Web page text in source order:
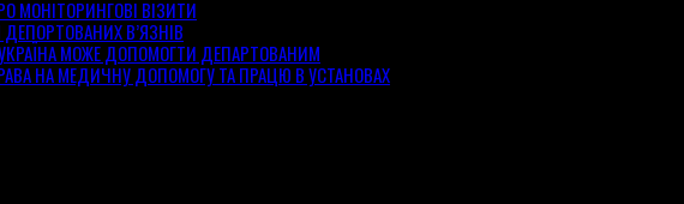
МОНІТОРИНГОВІ ВІЗИТИ
В’ЯЗНІВ
МОЖЕ ДОПОМОГТИ ДЕПАРТОВАНИМ
НА МЕДИЧНУ ДОПОМОГУ ТА ПРАЦЮ В УСТАНОВАХ